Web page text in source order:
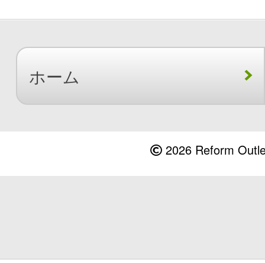
ホーム
2026 Reform